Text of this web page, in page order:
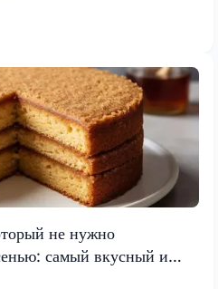
не нужно
самый вкусный и